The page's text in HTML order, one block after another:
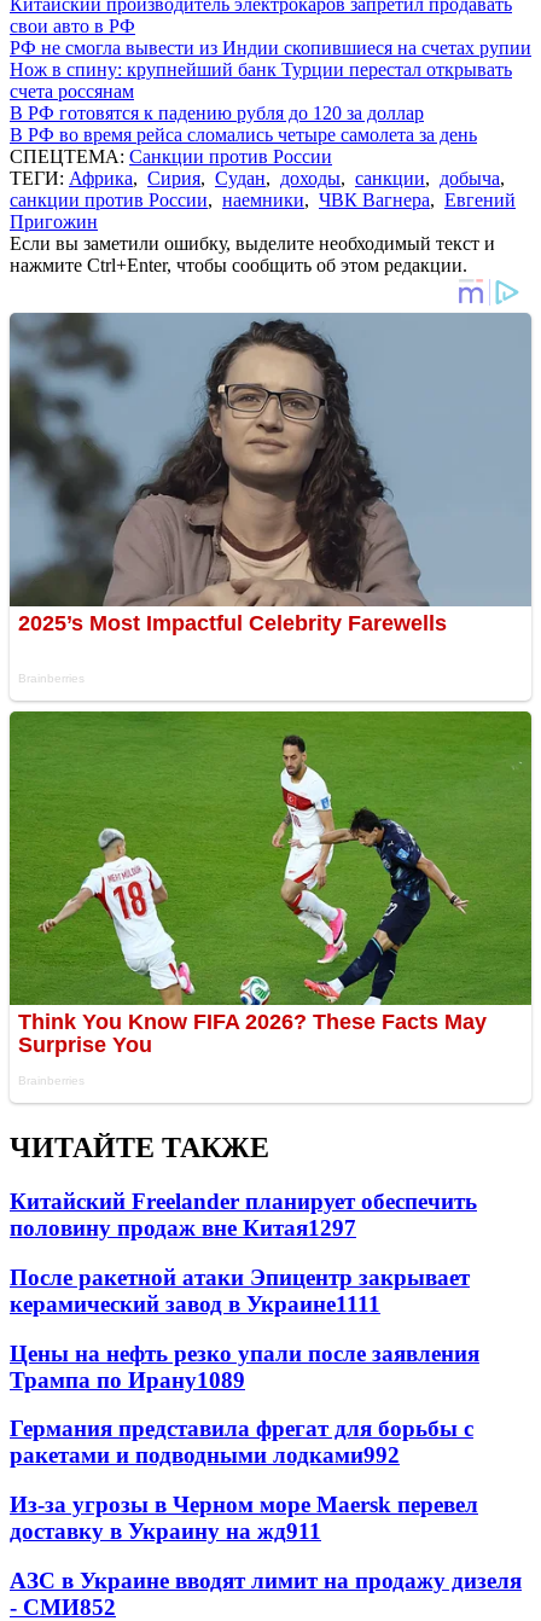
свои авто в РФ
РФ не смогла вывести из Индии скопившиеся на счетах рупии
Нож в спину: крупнейший банк Турции перестал открывать
счета россянам
В РФ готовятся к падению рубля до 120 за доллар
В РФ во время рейса сломались четыре самолета за день
СПЕЦТЕМА: Санкции против России
ТЕГИ: Африка, Сирия, Судан, доходы, санкции, добыча,
санкции против России, наемники, ЧВК Вагнера, Евгений
Пригожин
Если вы заметили ошибку, выделите необходимый текст и
нажмите Ctrl+Enter, чтобы сообщить об этом редакции.
ЧИТАЙТЕ ТАКЖЕ
Китайский Freelander планирует обеспечить
половину продаж вне Китая1297
После ракетной атаки Эпицентр закрывает
керамический завод в Украине1111
Цены на нефть резко упали после заявления
Трампа по Ирану1089
Германия представила фрегат для борьбы с
ракетами и подводными лодками992
Из-за угрозы в Черном море Maersk перевел
доставку в Украину на жд911
АЗС в Украине вводят лимит на продажу дизеля
- СМИ852